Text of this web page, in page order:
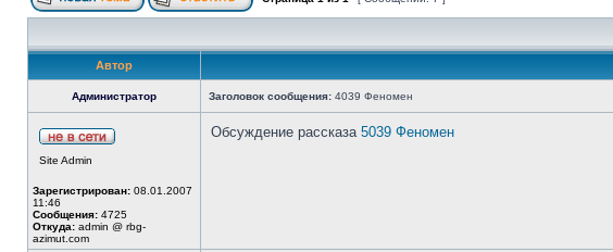
Автор
Администратор Заголовок сообщения: 4039 Феномен
Site Admin
Зарегистрирован: 08.01.2007
11:46
Сообщения: 4725
Откуда: admin @ rbg-
azimut.com
Обсуждение рассказа 5039 Феномен